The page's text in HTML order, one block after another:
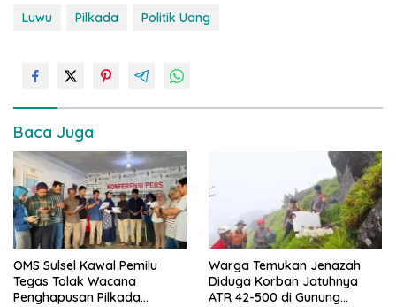
Luwu Pilkada Politik Uang
Baca Juga
OMS Sulsel Kawal Pemilu
Tegas Tolak Wacana
Penghapusan Pilkada
Warga Temukan Jenazah
Diduga Korban Jatuhnya
ATR 42-500 di Gunung